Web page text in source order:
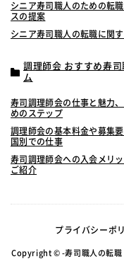
シニア寿司職人のための転
スの提案
シニア寿司職人の転職に関
調理師会 おすすめ寿
ム
寿司調理師会の仕事と魅力
めのステップ
調理師会の基本料金や募集
国別での仕事
寿司調理師会への入会メリ
ご紹介
プライバシーポ
Copyright © -寿司職人の転職